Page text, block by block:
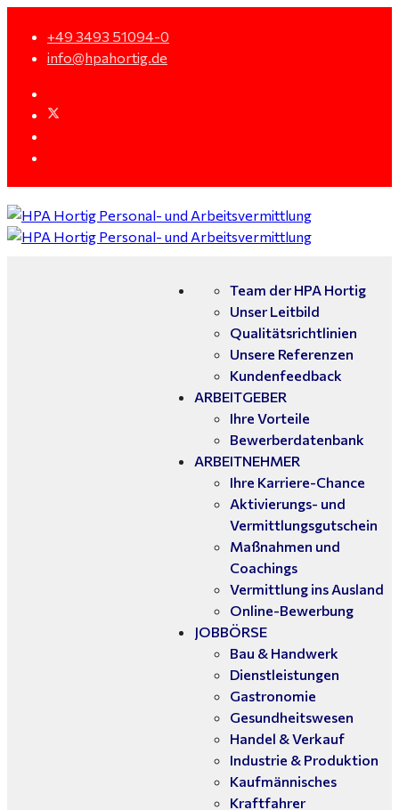
+49 3493 51094-0
info@hpahortig.de
Team der HPA Hortig
Unser Leitbild
Qualitätsrichtlinien
Unsere Referenzen
Kundenfeedback
ARBEITGEBER
Ihre Vorteile
Bewerberdatenbank
ARBEITNEHMER
Ihre Karriere-Chance
Aktivierungs- und
Vermittlungsgutschein
Maßnahmen und
Coachings
Vermittlung ins Ausland
Online-Bewerbung
JOBBÖRSE
Bau & Handwerk
Dienstleistungen
Gastronomie
Gesundheitswesen
Handel & Verkauf
Industrie & Produktion
Kaufmännisches
Kraftfahrer